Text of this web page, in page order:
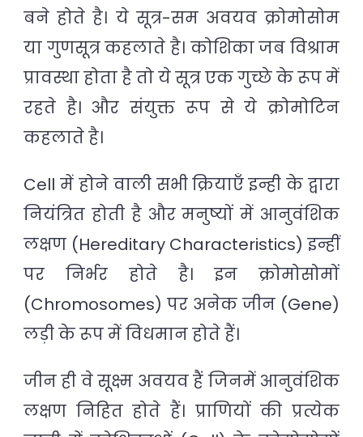
बने होते है। ये सूत्र-सम अवयव क्रोमोसोम
या गुणसूत्र कहलाते है। कोशिका जब विश्राम
प्रावस्था होता है तो ये सूत्र एक गुच्छे के रूप में
रहते है। और संयुक्त रूप से ये क्रोमोटिन
कहलाते है।
Cell में होने वाली सभी क्रियाएँ इन्ही के द्वारा
नियंत्रित होती है और मनुष्यों में आनुवंशिक
लक्षण (Hereditary Characteristics) इन्हीं
पर निर्भर होते है। इन क्रोमोसोमों
(Chromosomes) पर अनेक जीन (Gene)
लड़ी के रूप में विधमान होते हैं।
जीन ही वे सूक्ष्म अवयव हैं जिनमें आनुवंशिक
लक्षण निहित होते हैं। प्राणियों की प्रत्येक